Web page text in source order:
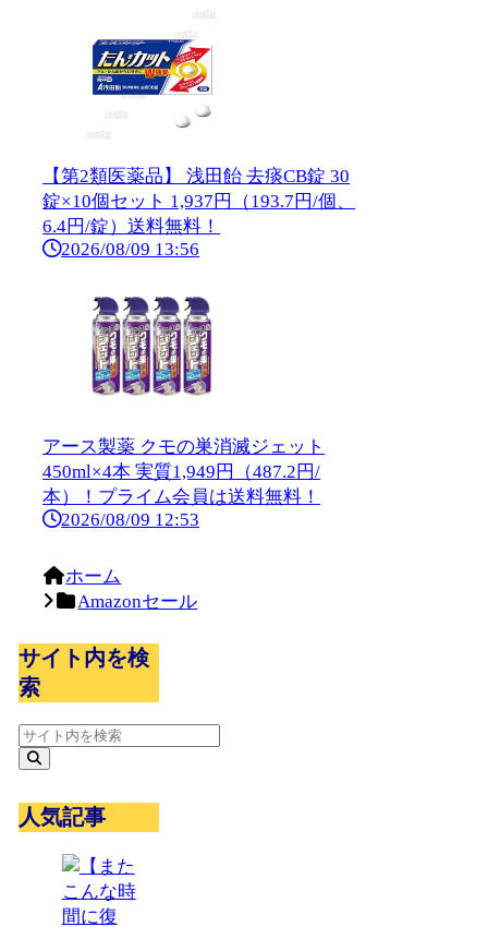
【第2類医薬品】 浅田飴 去痰CB錠 30
錠×10個セット 1,937円（193.7円/個、
6.4円/錠）送料無料！
2026/08/09 13:56
アース製薬 クモの巣消滅ジェット
450ml×4本 実質1,949円（487.2円/
本）！プライム会員は送料無料！
2026/08/09 12:53
ホーム
Amazonセール
サイト内を検
索
人気記事